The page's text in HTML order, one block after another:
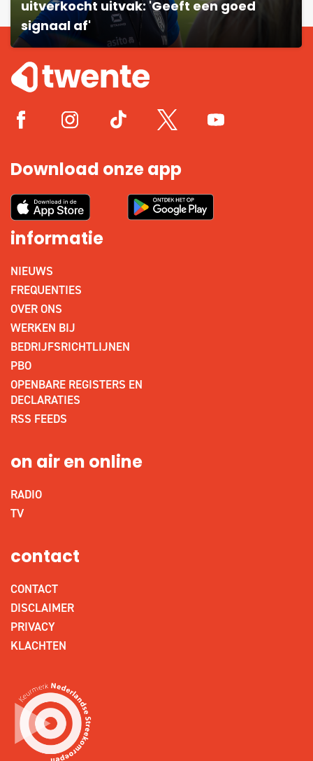
uitverkocht uitvak: 'Geeft een goed
signaal af'
Download onze app
informatie
NIEUWS
FREQUENTIES
OVER ONS
WERKEN BIJ
BEDRIJFSRICHTLIJNEN
PBO
OPENBARE REGISTERS EN
DECLARATIES
RSS FEEDS
on air en online
RADIO
TV
contact
CONTACT
DISCLAIMER
PRIVACY
KLACHTEN